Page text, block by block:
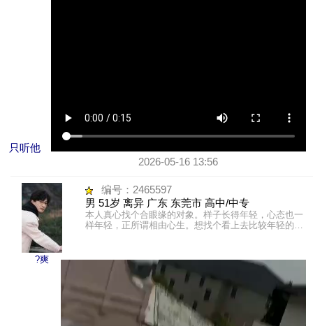
只听他
2026-05-16 13:56
?爽
编号：2465597
男 51岁 离异 广东 东莞市 高中/中专
本人真心找个合眼缘的对象。样子长得年轻，心态也一
样年轻，正所谓相由心生。想找个看上去比较年轻的伴